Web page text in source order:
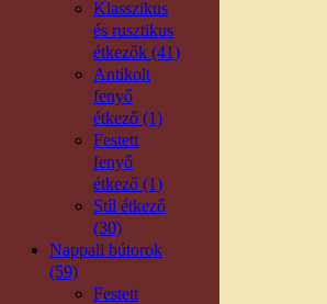
Klasszikus
és rusztikus
étkezők (41)
Antikolt
fenyő
étkező (1)
Festett
fenyő
étkező (1)
Stíl étkező
(30)
Nappali bútorok
(59)
Festett